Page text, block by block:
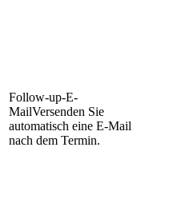
Follow-up-E-
MailVersenden Sie
automatisch eine E-Mail
nach dem Termin.